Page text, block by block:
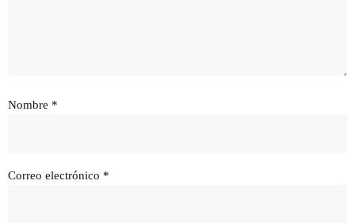
Nombre *
Correo electrónico *